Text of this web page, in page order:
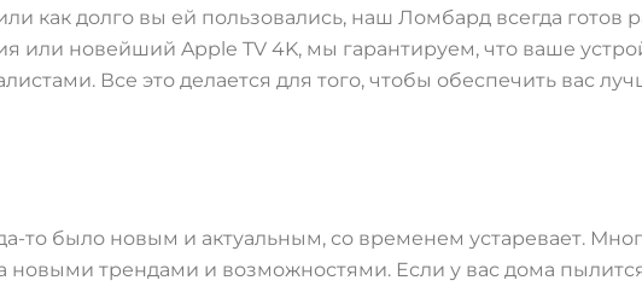
как долго вы ей пользовались, наш Ломбард всегда готов
или новейший Apple TV 4K, мы гарантируем, что ваше
Все это делается для того, чтобы обеспечить вас
то было новым и актуальным, со временем устаревает.
новыми трендами и возможностями. Если у вас дома